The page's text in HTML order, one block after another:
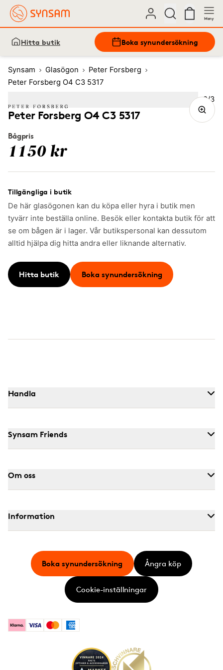
Meny
Hitta butik Boka synundersökning
Synsam Glasögon
Peter Forsberg
Peter Forsberg O4 C3 5317
Peter Forsberg O4 C3 5317
Bågpris
1150 kr
Tillgängliga i butik
De här glasögonen kan du köpa eller hyra i butik men
tyvärr inte beställa online. Besök eller kontakta butik för att
se om bågen är i lager. Vår butikspersonal kan dessutom
alltid hjälpa dig hitta andra eller liknande alternativ.
Hitta butik Boka synundersökning
Bild
2/3
Image1 3
Handla
Synsam Friends
Om oss
Information
KlarnaVisa MastercardAmerican Express
Boka synundersökning Ångra köp
Cookie-inställningar